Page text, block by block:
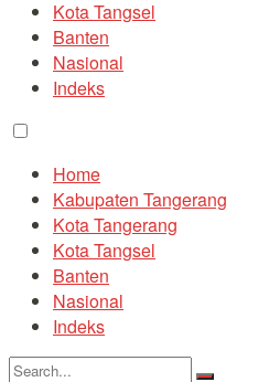
Kota Tangsel
Banten
Nasional
Indeks
Home
Kabupaten Tangerang
Kota Tangerang
Kota Tangsel
Banten
Nasional
Indeks